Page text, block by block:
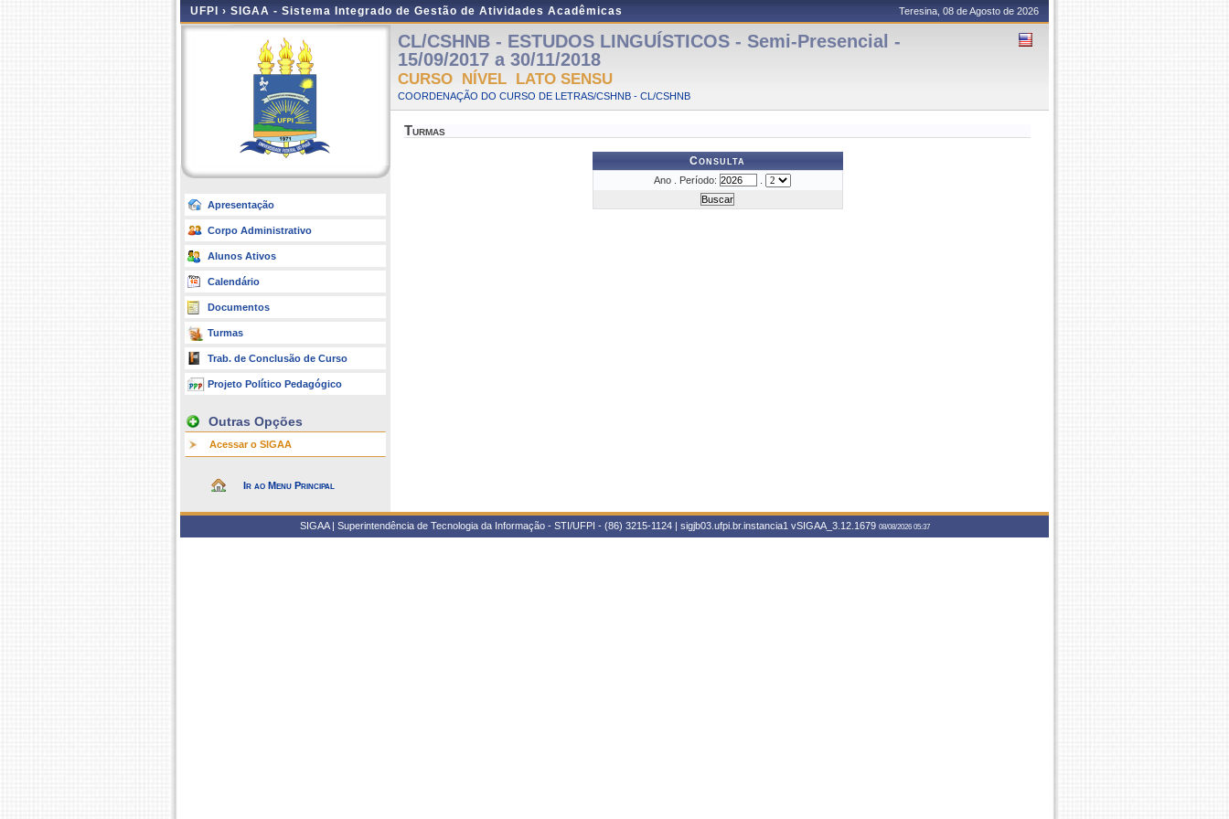
UFPI › SIGAA - Sistema Integrado de Gestão de Atividades Acadêmicas Teresina, 08 de Agosto de 2026
Apresentação
Corpo Administrativo
Alunos Ativos
Calendário
Documentos
Turmas
Trab. de Conclusão de Curso
Projeto Político Pedagógico
Outras Opções
Acessar o SIGAA
Ir ao Menu Principal
CL/CSHNB - ESTUDOS LINGUÍSTICOS - Semi-Presencial -
15/09/2017 a 30/11/2018
CURSO NÍVEL LATO SENSU
COORDENAÇÃO DO CURSO DE LETRAS/CSHNB - CL/CSHNB
Turmas
Consulta
Ano . Período:
SIGAA | Superintendência de Tecnologia da Informação - STI/UFPI - (86) 3215-1124 | sigjb03.ufpi.br.instancia1 vSIGAA_3.12.1679 08/08/2026 05:37